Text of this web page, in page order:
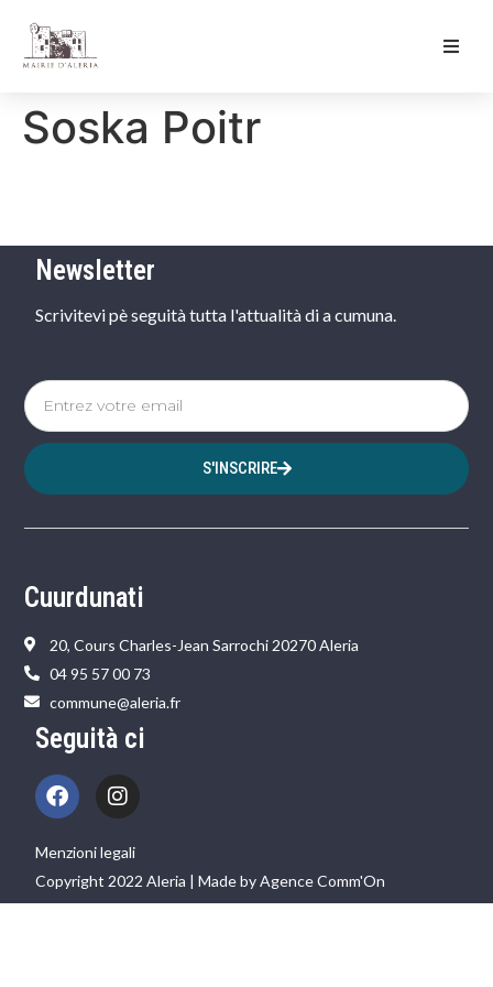
Soska Poitr
Newsletter
Scrivitevi pè seguità tutta l'attualità di a cumuna.
S'INSCRIRE
Cuurdunati
20, Cours Charles-Jean Sarrochi 20270 Aleria
04 95 57 00 73
commune@aleria.fr
Seguità ci
Menzioni legali
Copyright 2022 Aleria | Made by Agence Comm'On